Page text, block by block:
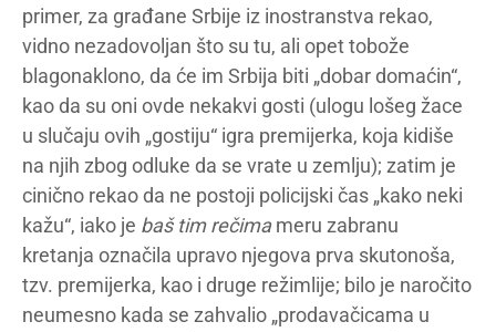
primer, za građane Srbije iz inostranstva rekao,
vidno nezadovoljan što su tu, ali opet tobože
blagonaklono, da će im Srbija biti „dobar domaćin“,
kao da su oni ovde nekakvi gosti (ulogu lošeg žace
u slučaju ovih „gostiju“ igra premijerka, koja kidiše
na njih zbog odluke da se vrate u zemlju); zatim je
cinično rekao da ne postoji policijski čas „kako neki
kažu“, iako je baš tim rečimameru zabranu
kretanja označila upravo njegova prva skutonoša,
tzv. premijerka, kao i druge režimlije; bilo je naročito
neumesno kada se zahvalio „prodavačicama u